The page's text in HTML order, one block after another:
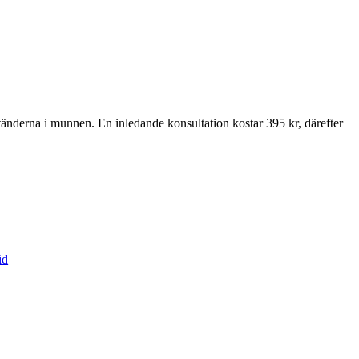
i munnen. En inledande konsultation kostar 395 kr, därefter